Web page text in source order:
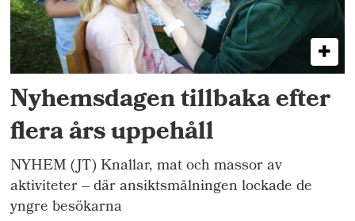
Nyhemsdagen tillbaka efter
flera års uppehåll
NYHEM (JT) Knallar, mat och massor av
aktiviteter – där ansiktsmålningen lockade de
yngre besökarna